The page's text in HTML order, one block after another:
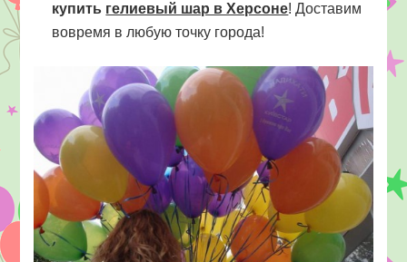
купить гелиевый шар в Херсоне! Доставим
вовремя в любую точку города!